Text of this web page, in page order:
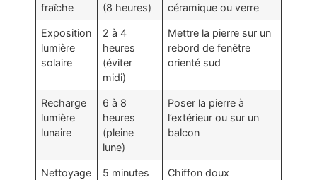
fraîche
(8 heures)
céramique ou verre
Exposition
lumière
solaire
2 à 4
heures
(éviter
midi)
Mettre la pierre sur un
rebord de fenêtre
orienté sud
Recharge
lumière
lunaire
6 à 8
heures
(pleine
lune)
Poser la pierre à
l’extérieur ou sur un
balcon
Nettoyage
5 minutes
Chiffon doux